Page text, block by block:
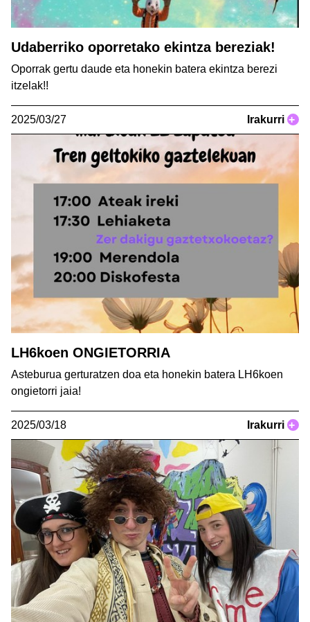
Udaberriko oporretako ekintza bereziak!
Oporrak gertu daude eta honekin batera ekintza berezi
itzelak!!
2025/03/27 Irakurri +
LH6koen ONGIETORRIA
Asteburua gerturatzen doa eta honekin batera LH6koen
ongietorri jaia!
2025/03/18 Irakurri +